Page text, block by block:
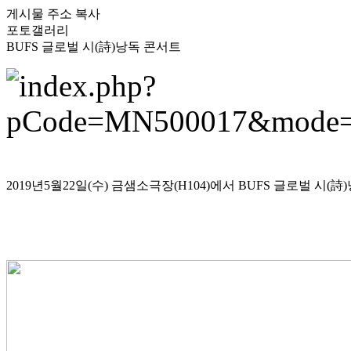
게시물 주소 복사
포토갤러리
BUFS 글로벌 시(詩)낭독 콘서트
2019년5월22일(수) 금샘소극장(H104)에서 BUFS 글로벌 시(